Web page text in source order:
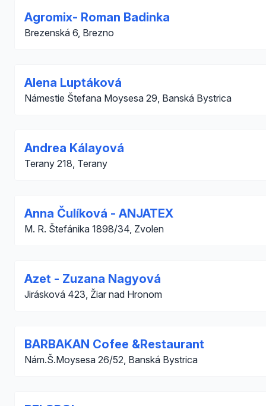
Agromix- Roman Badinka
Brezenská 6, Brezno
Alena Luptáková
Námestie Štefana Moysesa 29, Banská Bystrica
Andrea Kálayová
Terany 218, Terany
Anna Čulíková - ANJATEX
M. R. Štefánika 1898/34, Zvolen
Azet - Zuzana Nagyová
Jirásková 423, Žiar nad Hronom
BARBAKAN Cofee &Restaurant
Nám.Š.Moysesa 26/52, Banská Bystrica